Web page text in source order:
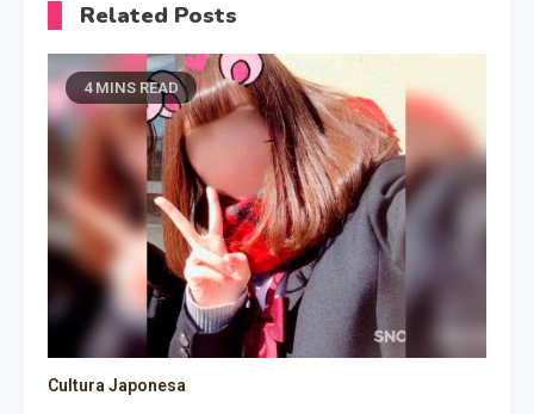
Related Posts
4 MINS READ
Cultura Japonesa